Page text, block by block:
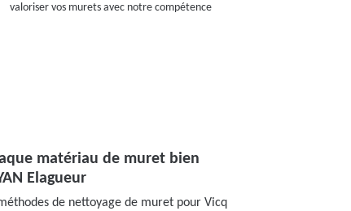
valoriser vos murets avec notre compétence
matériau de muret bien
Elagueur
de nettoyage de muret pour Vicq